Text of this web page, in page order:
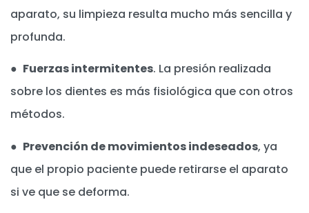
aparato, su limpieza resulta mucho más sencilla y
profunda.
● Fuerzas intermitentes. La presión realizada
sobre los dientes es más fisiológica que con otros
métodos.
● Prevención de movimientos indeseados, ya
que el propio paciente puede retirarse el aparato
si ve que se deforma.